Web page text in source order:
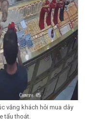
vắng khách hỏi mua dây
tẩu thoát.